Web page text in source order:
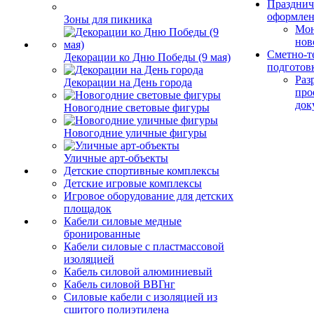
Зоны для пикника
Декорации ко Дню Победы (9 мая)
Декорации на День города
Новогодние световые фигуры
Новогодние уличные фигуры
Уличные арт-объекты
Детские спортивные комплексы
Детские игровые комплексы
Игровое оборудование для детских
площадок
Кабели силовые медные
бронированные
Кабели силовые с пластмассовой
изоляцией
Кабель силовой алюминиевый
Кабель силовой ВВГнг
Силовые кабели с изоляцией из
сшитого полиэтилена
Сметно-